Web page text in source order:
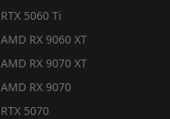
RTX 5060 Ti
AMD RX 9060 XT
AMD RX 9070 XT
AMD RX 9070
RTX 5070